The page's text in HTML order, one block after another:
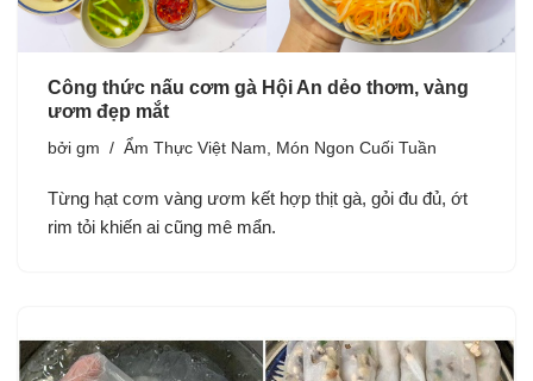
Công thức nấu cơm gà Hội An dẻo thơm, vàng
ươm đẹp mắt
bởi gm Ẩm Thực Việt Nam, Món Ngon Cuối Tuần
Từng hạt cơm vàng ươm kết hợp thịt gà, gỏi đu đủ, ớt
rim tỏi khiến ai cũng mê mẩn.